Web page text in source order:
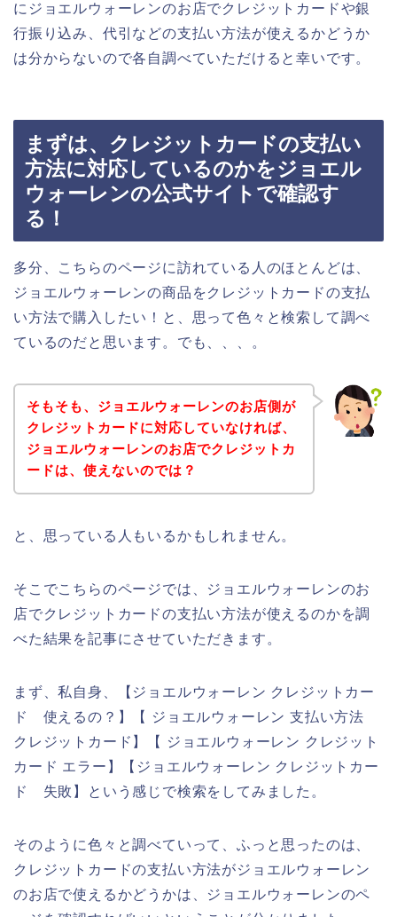
にジョエルウォーレンのお店でクレジットカードや銀
行振り込み、代引などの支払い方法が使えるかどうか
は分からないので各自調べていただけると幸いです。
まずは、クレジットカードの支払い
方法に対応しているのかをジョエル
ウォーレンの公式サイトで確認す
る！
多分、こちらのページに訪れている人のほとんどは、
ジョエルウォーレンの商品をクレジットカードの支払
い方法で購入したい！と、思って色々と検索して調べ
ているのだと思います。でも、、、。
そもそも、ジョエルウォーレンのお店側が
クレジットカードに対応していなければ、
ジョエルウォーレンのお店でクレジットカ
ードは、使えないのでは？
と、思っている人もいるかもしれません。
そこでこちらのページでは、ジョエルウォーレンのお
店でクレジットカードの支払い方法が使えるのかを調
べた結果を記事にさせていただきます。
まず、私自身、【ジョエルウォーレン クレジットカー
ド 使えるの？】【 ジョエルウォーレン 支払い方法
クレジットカード】【 ジョエルウォーレン クレジット
カード エラー】【ジョエルウォーレン クレジットカー
ド 失敗】という感じで検索をしてみました。
そのように色々と調べていって、ふっと思ったのは、
クレジットカードの支払い方法がジョエルウォーレン
のお店で使えるかどうかは、ジョエルウォーレンのペ